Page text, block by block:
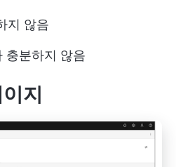
지 않음
충분하지 않음
지